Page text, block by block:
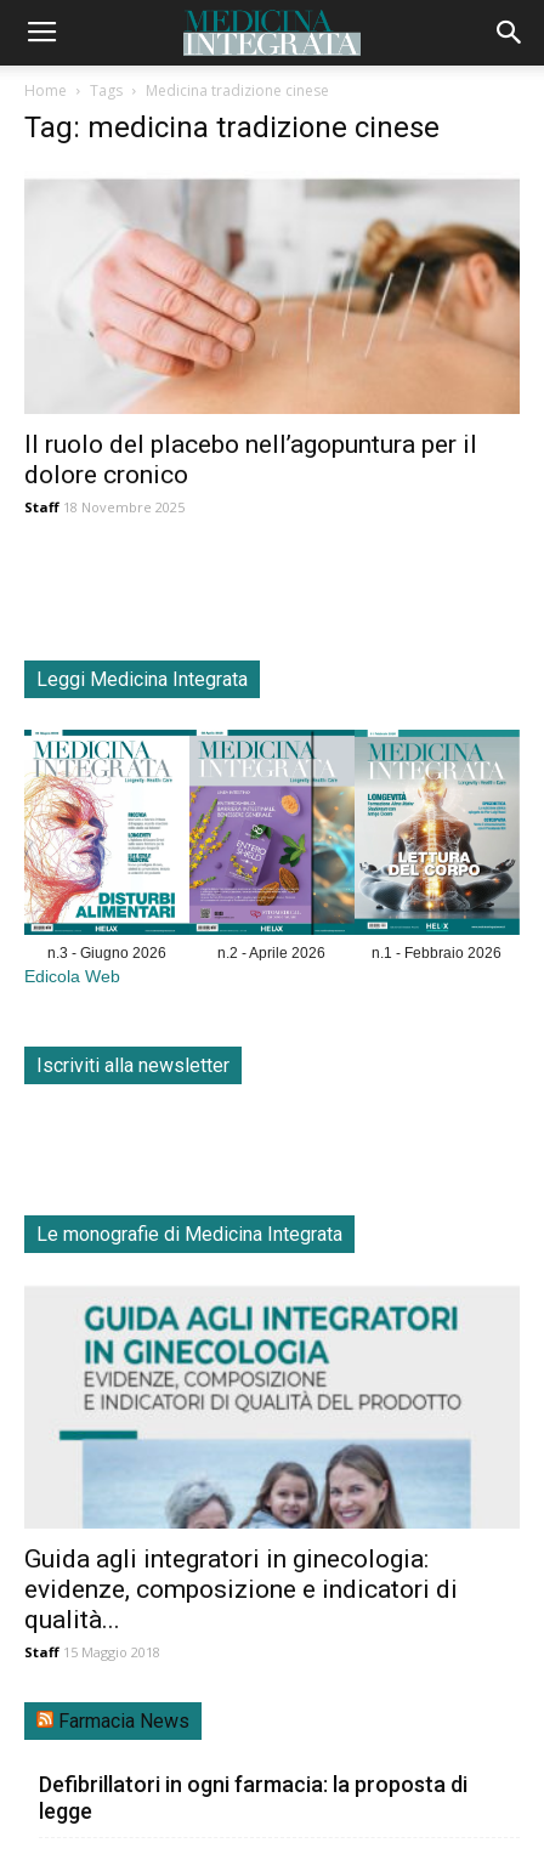
Home Tags Medicina tradizione cinese
Tag: medicina tradizione cinese
Il ruolo del placebo nell’agopuntura per il
dolore cronico
Staff 18 Novembre 2025
Leggi Medicina Integrata
n.3 - Giugno 2026 n.2 - Aprile 2026 n.1 - Febbraio 2026
Edicola Web
Iscriviti alla newsletter
Le monografie di Medicina Integrata
Guida agli integratori in ginecologia:
evidenze, composizione e indicatori di
qualità...
Staff 15 Maggio 2018
Farmacia News
Defibrillatori in ogni farmacia: la proposta di
legge